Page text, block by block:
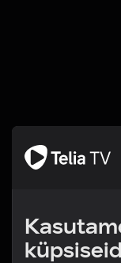
küpsiseid